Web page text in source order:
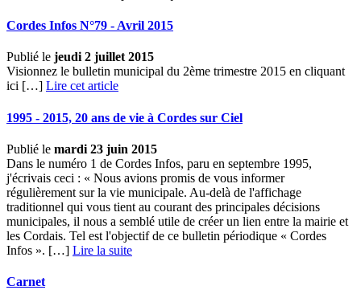
Cordes Infos N°79 - Avril 2015
Publié le jeudi 2 juillet 2015
Visionnez le bulletin municipal du 2ème trimestre 2015 en cliquant
ici […] Lire cet article
1995 - 2015, 20 ans de vie à Cordes sur Ciel
Publié le mardi 23 juin 2015
Dans le numéro 1 de Cordes Infos, paru en septembre 1995,
j'écrivais ceci : « Nous avions promis de vous informer
régulièrement sur la vie municipale. Au-delà de l'affichage
traditionnel qui vous tient au courant des principales décisions
municipales, il nous a semblé utile de créer un lien entre la mairie et
les Cordais. Tel est l'objectif de ce bulletin périodique « Cordes
Infos ». […] ­ Lire la suite
Carnet